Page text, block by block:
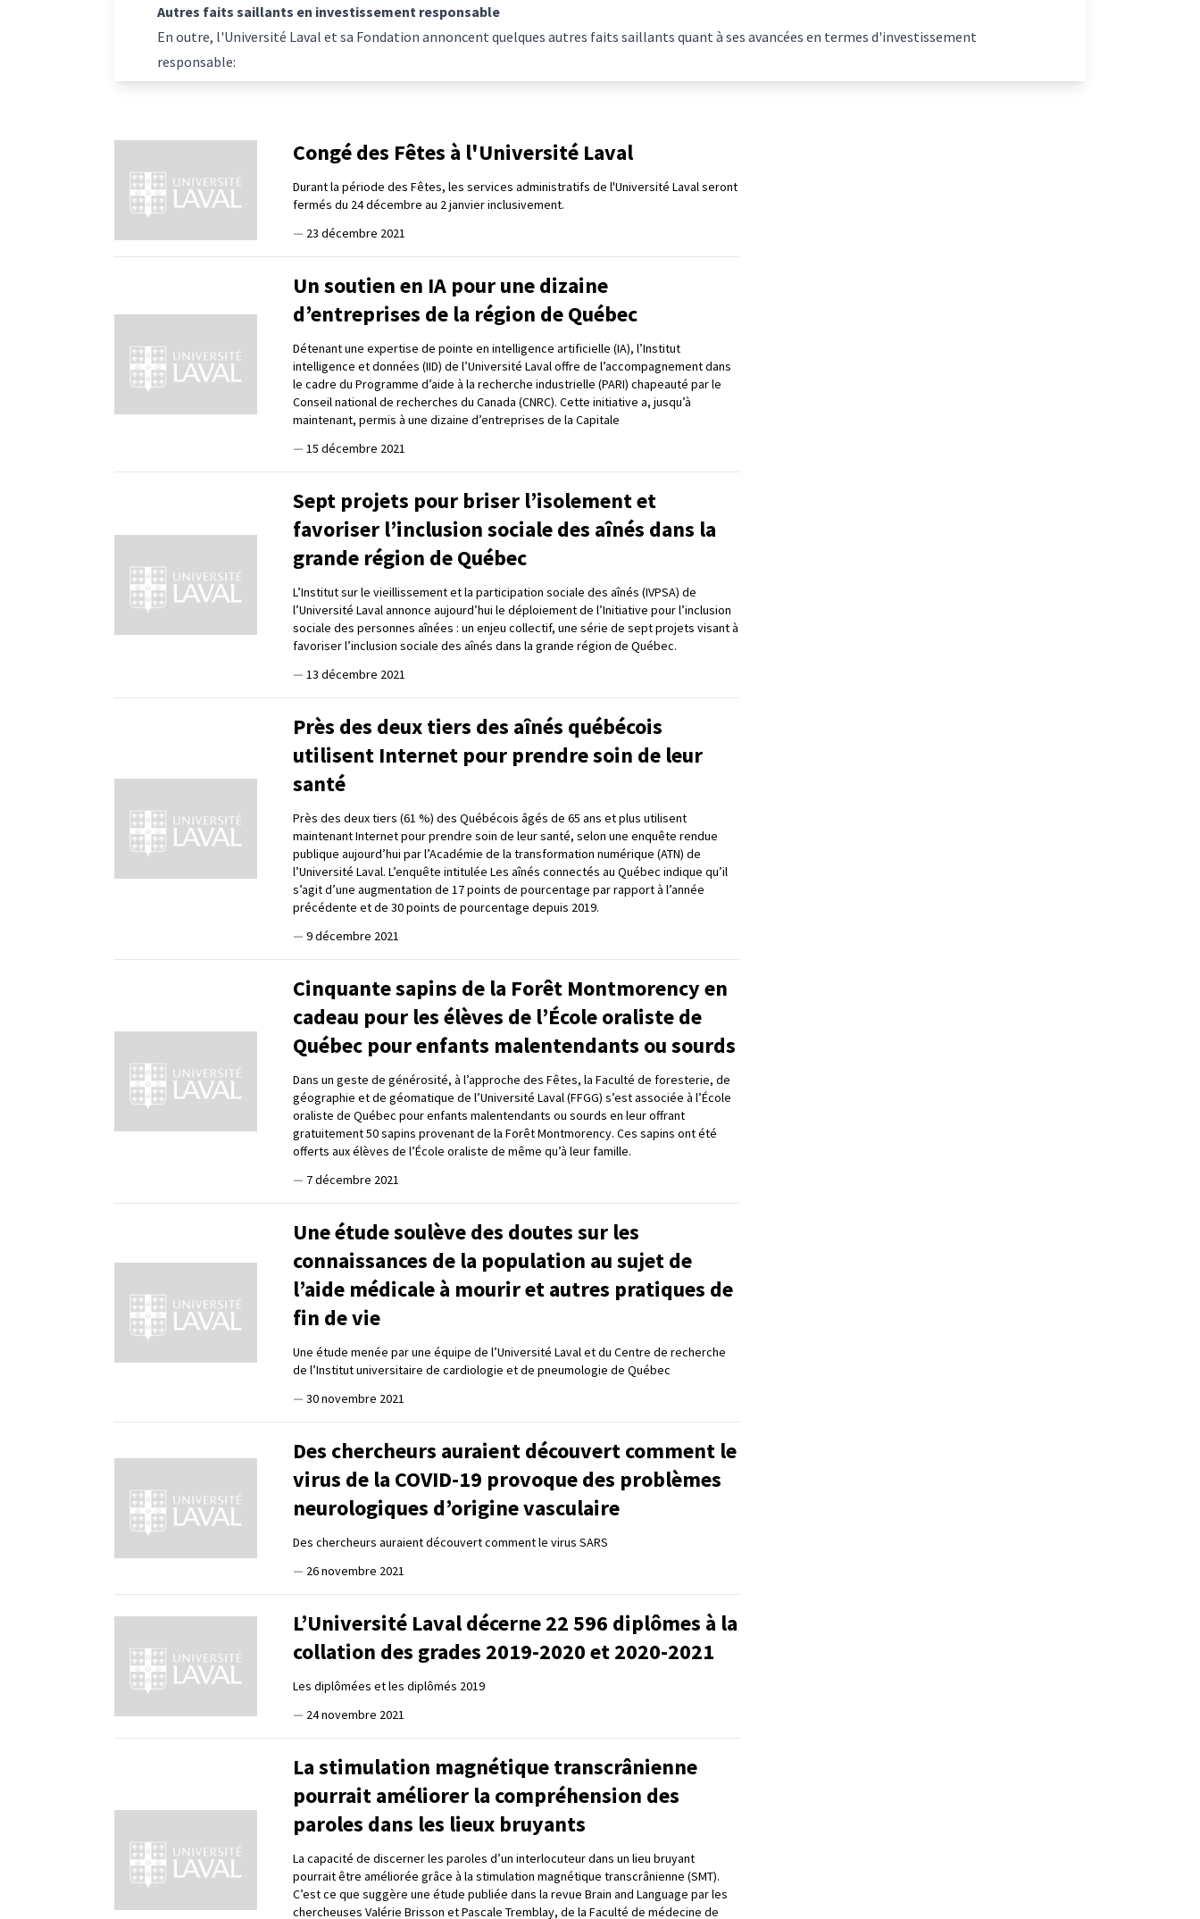
Autres faits saillants en investissement responsable
En outre, l'Université Laval et sa Fondation annoncent quelques autres faits saillants quant à ses avancées en termes d'investissement
responsable:
Congé des Fêtes à l'Université Laval
Durant la période des Fêtes, les services administratifs de l'Université Laval seront
fermés du 24 décembre au 2 janvier inclusivement.
— 23 décembre 2021
Un soutien en IA pour une dizaine
d’entreprises de la région de Québec
Détenant une expertise de pointe en intelligence artificielle (IA), l’Institut
intelligence et données (IID) de l’Université Laval offre de l’accompagnement dans
le cadre du Programme d’aide à la recherche industrielle (PARI) chapeauté par le
Conseil national de recherches du Canada (CNRC). Cette initiative a, jusqu’à
maintenant, permis à une dizaine d’entreprises de la Capitale
— 15 décembre 2021
Sept projets pour briser l’isolement et
favoriser l’inclusion sociale des aînés dans la
grande région de Québec
L’Institut sur le vieillissement et la participation sociale des aînés (IVPSA) de
l’Université Laval annonce aujourd’hui le déploiement de l’Initiative pour l’inclusion
sociale des personnes aînées : un enjeu collectif, une série de sept projets visant à
favoriser l’inclusion sociale des aînés dans la grande région de Québec.
— 13 décembre 2021
Près des deux tiers des aînés québécois
utilisent Internet pour prendre soin de leur
santé
Près des deux tiers (61 %) des Québécois âgés de 65 ans et plus utilisent
maintenant Internet pour prendre soin de leur santé, selon une enquête rendue
publique aujourd’hui par l’Académie de la transformation numérique (ATN) de
l’Université Laval. L’enquête intitulée Les aînés connectés au Québec indique qu’il
s’agit d’une augmentation de 17 points de pourcentage par rapport à l’année
précédente et de 30 points de pourcentage depuis 2019.
— 9 décembre 2021
Cinquante sapins de la Forêt Montmorency en
cadeau pour les élèves de l’École oraliste de
Québec pour enfants malentendants ou sourds
Dans un geste de générosité, à l’approche des Fêtes, la Faculté de foresterie, de
géographie et de géomatique de l’Université Laval (FFGG) s’est associée à l’École
oraliste de Québec pour enfants malentendants ou sourds en leur offrant
gratuitement 50 sapins provenant de la Forêt Montmorency. Ces sapins ont été
offerts aux élèves de l’École oraliste de même qu’à leur famille.
— 7 décembre 2021
Une étude soulève des doutes sur les
connaissances de la population au sujet de
l’aide médicale à mourir et autres pratiques de
fin de vie
Une étude menée par une équipe de l’Université Laval et du Centre de recherche
de l’Institut universitaire de cardiologie et de pneumologie de Québec
— 30 novembre 2021
Des chercheurs auraient découvert comment le
virus de la COVID-19 provoque des problèmes
neurologiques d’origine vasculaire
Des chercheurs auraient découvert comment le virus SARS
— 26 novembre 2021
L’Université Laval décerne 22 596 diplômes à la
collation des grades 2019-2020 et 2020-2021
Les diplômées et les diplômés 2019
— 24 novembre 2021
La stimulation magnétique transcrânienne
pourrait améliorer la compréhension des
paroles dans les lieux bruyants
La capacité de discerner les paroles d’un interlocuteur dans un lieu bruyant
pourrait être améliorée grâce à la stimulation magnétique transcrânienne (SMT).
C’est ce que suggère une étude publiée dans la revue Brain and Language par les
chercheuses Valérie Brisson et Pascale Tremblay, de la Faculté de médecine de